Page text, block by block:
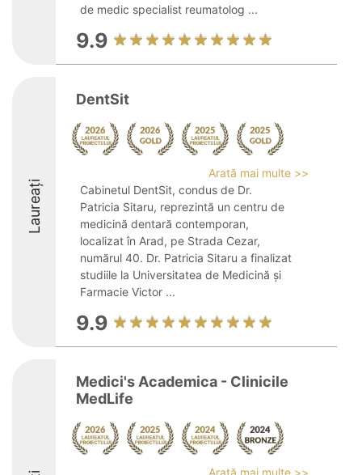
de medic specialist reumatolog ...
9.9
Laureați
DentSit
Arată mai multe >>
Cabinetul DentSit, condus de Dr.
Patricia Sitaru, reprezintă un centru de
medicină dentară contemporan,
localizat în Arad, pe Strada Cezar,
numărul 40. Dr. Patricia Sitaru a finalizat
studiile la Universitatea de Medicină și
Farmacie Victor ...
9.9
Medici's Academica - Clinicile
MedLife
Arată mai multe >>